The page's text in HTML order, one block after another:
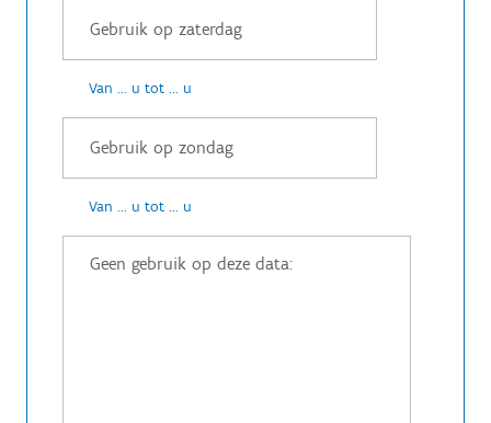
Van ... u tot ... u
Van ... u tot ... u